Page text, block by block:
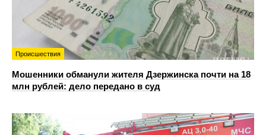
Происшествия
Мошенники обманули жителя Дзержинска почти на 18
млн рублей: дело передано в суд